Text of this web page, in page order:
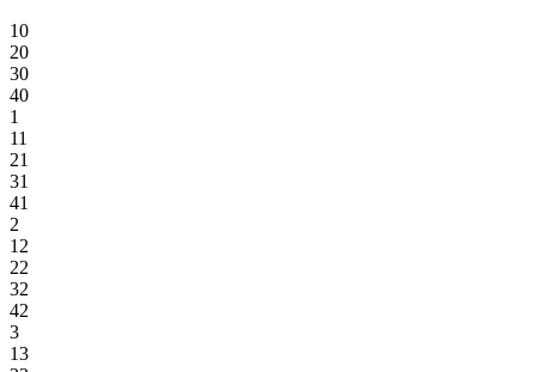
10
20
30
40
1
11
21
31
41
2
12
22
32
42
3
13